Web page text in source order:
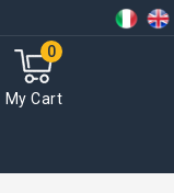
My Cart
0